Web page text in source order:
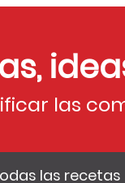
las
las recetas